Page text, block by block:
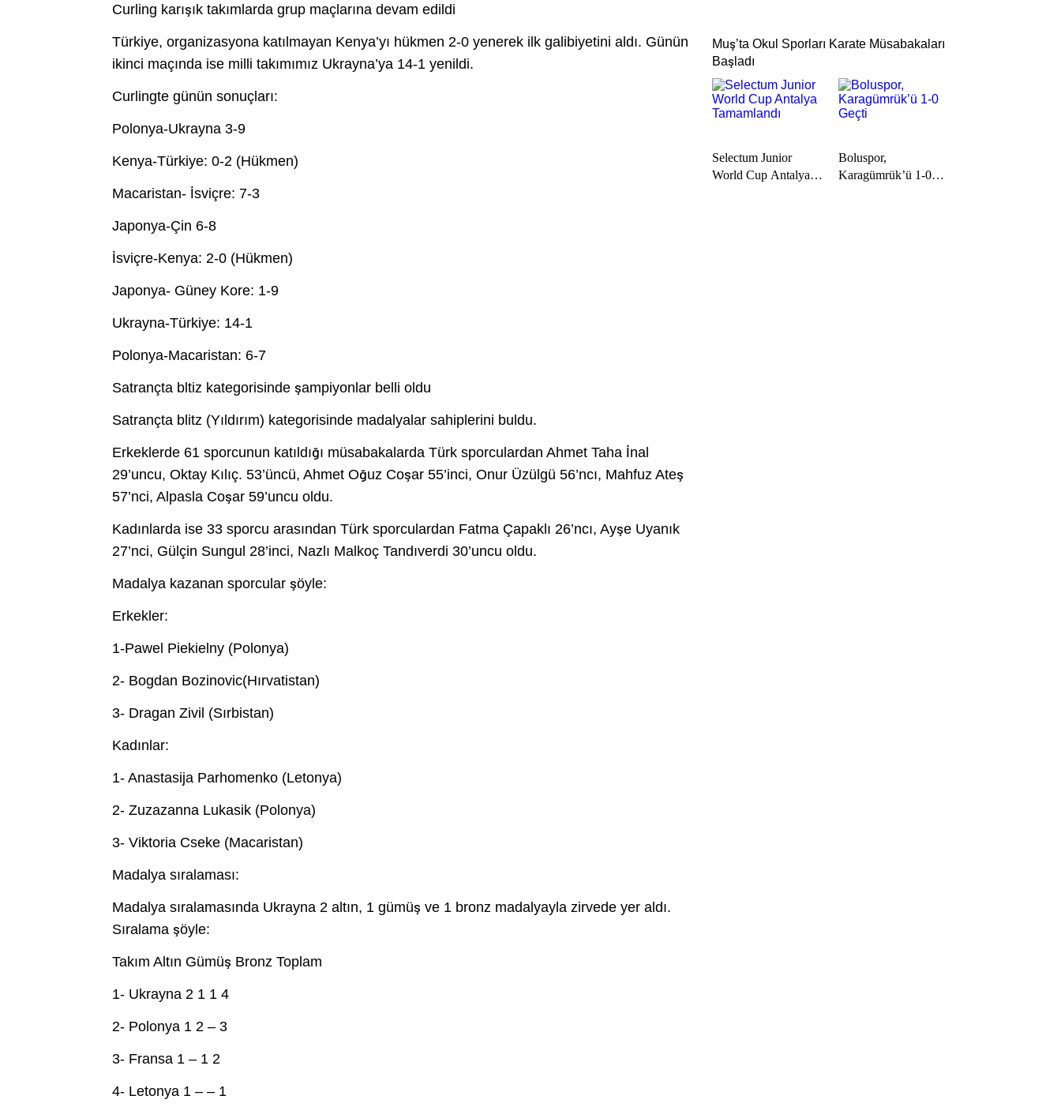
Curling karışık takımlarda grup maçlarına devam edildi
Türkiye, organizasyona katılmayan Kenya’yı hükmen 2-0 yenerek ilk galibiyetini aldı. Günün
ikinci maçında ise milli takımımız Ukrayna’ya 14-1 yenildi.
Curlingte günün sonuçları:
Polonya-Ukrayna 3-9
Kenya-Türkiye: 0-2 (Hükmen)
Macaristan- İsviçre: 7-3
Japonya-Çin 6-8
İsviçre-Kenya: 2-0 (Hükmen)
Japonya- Güney Kore: 1-9
Ukrayna-Türkiye: 14-1
Polonya-Macaristan: 6-7
Satrançta bltiz kategorisinde şampiyonlar belli oldu
Satrançta blitz (Yıldırım) kategorisinde madalyalar sahiplerini buldu.
Erkeklerde 61 sporcunun katıldığı müsabakalarda Türk sporculardan Ahmet Taha İnal
29’uncu, Oktay Kılıç. 53’üncü, Ahmet Oğuz Coşar 55’inci, Onur Üzülgü 56’ncı, Mahfuz Ateş
57’nci, Alpasla Coşar 59’uncu oldu.
Kadınlarda ise 33 sporcu arasından Türk sporculardan Fatma Çapaklı 26’ncı, Ayşe Uyanık
27’nci, Gülçin Sungul 28’inci, Nazlı Malkoç Tandıverdi 30’uncu oldu.
Madalya kazanan sporcular şöyle:
Erkekler:
1-Pawel Piekielny (Polonya)
2- Bogdan Bozinovic(Hırvatistan)
3- Dragan Zivil (Sırbistan)
Kadınlar:
1- Anastasija Parhomenko (Letonya)
2- Zuzazanna Lukasik (Polonya)
3- Viktoria Cseke (Macaristan)
Madalya sıralaması:
Madalya sıralamasında Ukrayna 2 altın, 1 gümüş ve 1 bronz madalyayla zirvede yer aldı.
Sıralama şöyle:
Takım Altın Gümüş Bronz Toplam
1- Ukrayna 2 1 1 4
2- Polonya 1 2 – 3
3- Fransa 1 – 1 2
4- Letonya 1 – – 1
Muş’ta Okul Sporları Karate Müsabakaları
Başladı
Selectum Junior
World Cup Antalya
Boluspor,
Karagümrük’ü 1-0